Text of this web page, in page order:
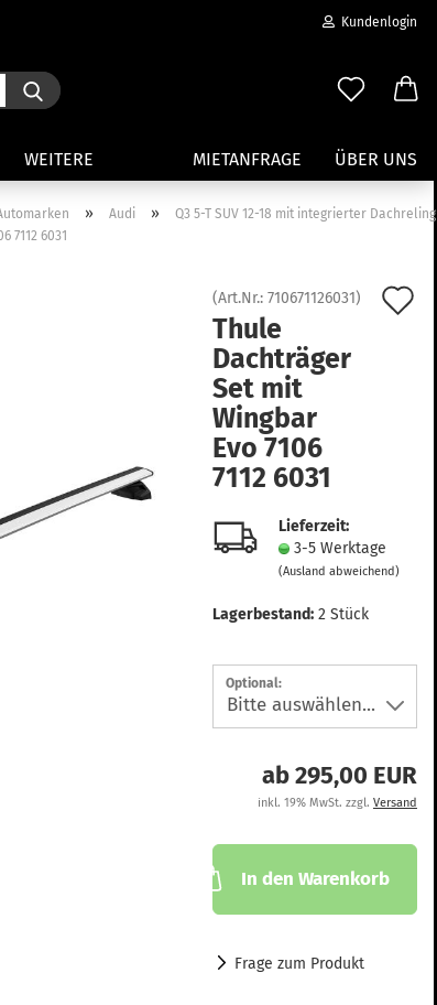
Kundenlogin
Passwort vergessen?
MIETANFRAGE ÜBER UNS
WEITERE
Kajak und Kanuträger
Träger für Surfbretter
Zubehör für Wassersportträger
» Audi » Q3 5-T SUV 12-18 mit integrierter Dachreling
7112 6031
(Art.Nr.:710671126031)
Thule
Dachträger
Set mit
Wingbar
Evo 7106
7112 6031
Lieferzeit:
3-5 Werktage
(Ausland abweichend)
Lagerbestand: 2Stück
Optional:
ab 295,00 EUR
inkl. 19% MwSt. zzgl. Versand
In den Warenkorb
Frage zum Produkt